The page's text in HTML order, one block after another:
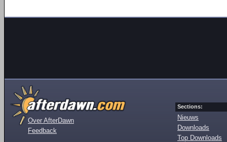
Over AfterDawn
Feedback
Sections:
Nieuws
Downloads
Top Downloads